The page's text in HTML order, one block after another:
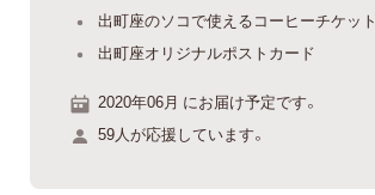
出町座のソコで使えるコーヒーチケット
出町座オリジナルポストカード
2020年06月 にお届け予定です。
59人が応援しています。